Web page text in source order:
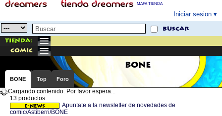
MAPA TIENDA
Iniciar sesion
buscar
Tienda:
comic
BONE
BONE Top Foro
Cargando contenido. Por favor espera...
13 productos.
Apuntate a la newsletter de novedades de
comic/Astiberri/BONE